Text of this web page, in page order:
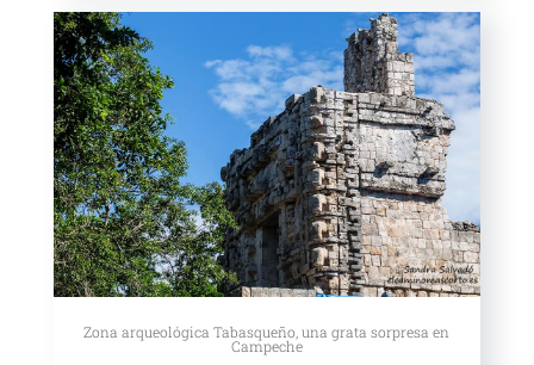
Zona arqueológica Tabasqueño, una grata sorpresa en
Campeche